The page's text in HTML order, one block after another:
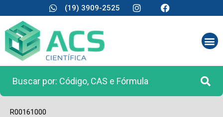
(19) 3909-2525
R00161000